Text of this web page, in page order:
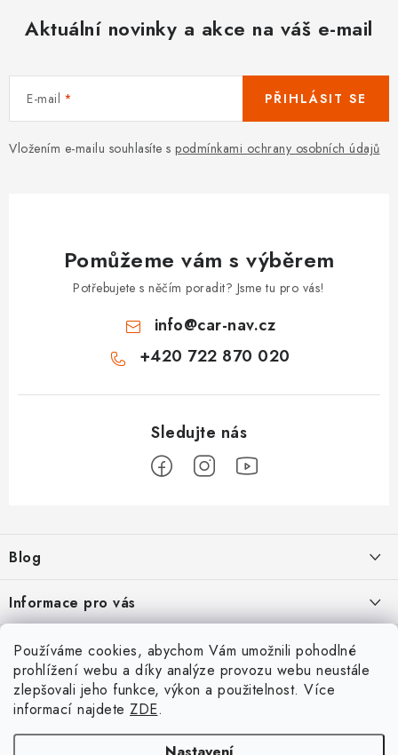
Používáme cookies, abychom Vám umožnili pohodlné
prohlížení webu a díky analýze provozu webu neustále
zlepšovali jeho funkce, výkon a použitelnost. Více
informací najdete ZDE.
Aktuální novinky a akce na váš e-mail
E-mail
Vložením e-mailu souhlasíte s podmínkami ochrany osobních údajů
PŘIHLÁSIT SE
Pomůžeme vám s výběrem
Potřebujete s něčím poradit? Jsme tu pro vás!
info@car-nav.cz
+420 722 870 020
p
a
t
Blog
Škoad Karoq - Škoda Amundsen MIB3 aktualizace map a kódování
VW Passat 3G (B8) FL - bezdrátový App-Connect VW Discover
Media MIB3
Informace pro vás
Podmínky ochrany osobních údajů
Obchodní podmínky
Moje objednávka
Facebook
Přihlášení